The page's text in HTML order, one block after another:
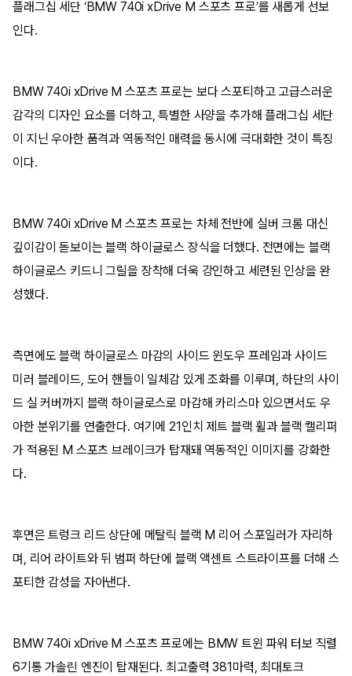
플래그십 세단 ‘BMW 740i xDrive M 스포츠 프로’를 새롭게 선보
인다.
BMW 740i xDrive M 스포츠 프로는 보다 스포티하고 고급스러운
감각의 디자인 요소를 더하고, 특별한 사양을 추가해 플래그십 세단
이 지닌 우아한 품격과 역동적인 매력을 동시에 극대화한 것이 특징
이다.
BMW 740i xDrive M 스포츠 프로는 차체 전반에 실버 크롬 대신
깊이감이 돋보이는 블랙 하이글로스 장식을 더했다. 전면에는 블랙
하이글로스 키드니 그릴을 장착해 더욱 강인하고 세련된 인상을 완
성했다.
측면에도 블랙 하이글로스 마감의 사이드 윈도우 프레임과 사이드
미러 블레이드, 도어 핸들이 일체감 있게 조화를 이루며, 하단의 사이
드 실 커버까지 블랙 하이글로스로 마감해 카리스마 있으면서도 우
아한 분위기를 연출한다. 여기에 21인치 제트 블랙 휠과 블랙 캘리퍼
가 적용된 M 스포츠 브레이크가 탑재돼 역동적인 이미지를 강화한
다.
후면은 트렁크 리드 상단에 메탈릭 블랙 M 리어 스포일러가 자리하
며, 리어 라이트와 뒤 범퍼 하단에 블랙 액센트 스트라이프를 더해 스
포티한 감성을 자아낸다.
BMW 740i xDrive M 스포츠 프로에는 BMW 트윈 파워 터보 직렬
6기통 가솔린 엔진이 탑재된다. 최고출력 381마력, 최대토크